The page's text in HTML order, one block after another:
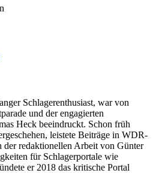
Schlagerenthusiast, war von
und der engagierten
Heck beeindruckt. Schon früh
leistete Beiträge in WDR-
der redaktionellen Arbeit von Günter
für Schlagerportale wie
er 2018 das kritische Portal